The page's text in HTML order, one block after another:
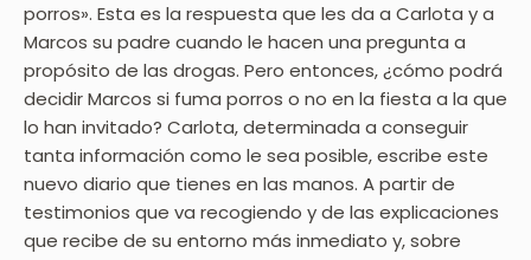
porros». Esta es la respuesta que les da a Carlota y a
Marcos su padre cuando le hacen una pregunta a
propósito de las drogas. Pero entonces, ¿cómo podrá
decidir Marcos si fuma porros o no en la fiesta a la que
lo han invitado? Carlota, determinada a conseguir
tanta información como le sea posible, escribe este
nuevo diario que tienes en las manos. A partir de
testimonios que va recogiendo y de las explicaciones
que recibe de su entorno más inmediato y, sobre